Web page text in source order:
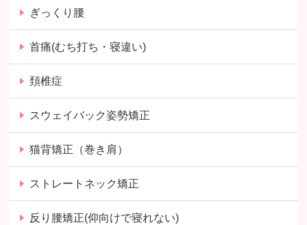
ぎっくり腰
首痛(むち打ち・寝違い)
頚椎症
スウェイバック姿勢矯正
猫背矯正（巻き肩）
ストレートネック矯正
反り腰矯正(仰向けで寝れない)